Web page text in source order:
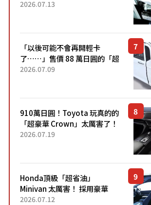
能享受超強勁「渦輪感」的動
2026.07.13
「以後可能不會再開輕卡
了……」售價 88 萬日圓的「超
迷你輕型貨車」引發兩極評
了！...
2026.07.09
910萬日圓！Toyota 玩真的的
「超豪華 Crown」太厲害了！
採用由「匠人技藝」打造的
2026.07.19
Honda頂級「超省油」
Minivan 太厲害！ 採用豪華
「真皮座椅」與專屬「黑色內
2026.07.12